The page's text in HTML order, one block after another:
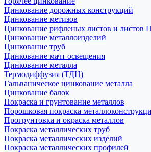
Цинкование дорожных конструкций
Цинкование метизов
Цинкование рифленых листов и листов
Цинкование металлоизделий
Цинкование труб
Цинкование мачт освещения
Цинкование металла
Термодиффузия (ТДЦ)
Гальваническое цинкование металла
Цинкование балок
Покраска и грунтование металлов
Порошковая покраска
Прогрунтовка и окраска металлов
Покраска металлических труб
Покраска металлических изделий
Покраска металлических профилей